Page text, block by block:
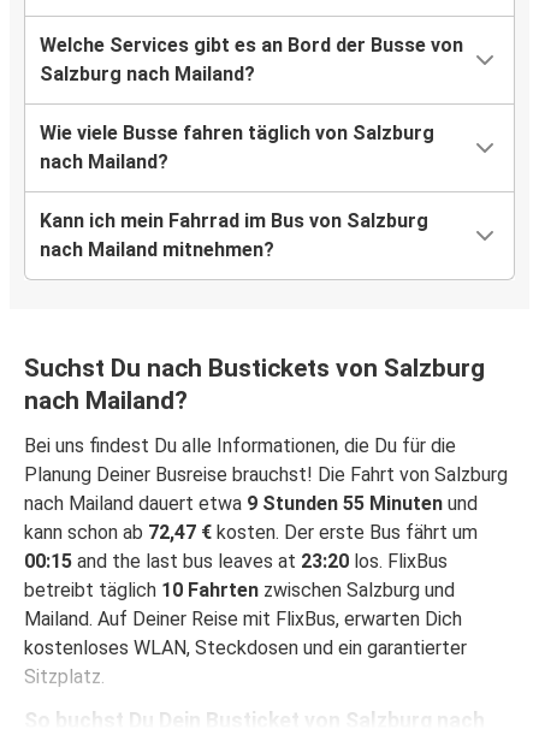
Welche Services gibt es an Bord der Busse von
Salzburg nach Mailand?
Wie viele Busse fahren täglich von Salzburg
nach Mailand?
Kann ich mein Fahrrad im Bus von Salzburg
nach Mailand mitnehmen?
Suchst Du nach Bustickets von Salzburg
nach Mailand?
Bei uns findest Du alle Informationen, die Du für die
Planung Deiner Busreise brauchst! Die Fahrt von Salzburg
nach Mailand dauert etwa 9 Stunden 55 Minuten und
kann schon ab 72,47 € kosten. Der erste Bus fährt um
00:15 and the last bus leaves at 23:20 los. FlixBus
betreibt täglich 10 Fahrten zwischen Salzburg und
Mailand. Auf Deiner Reise mit FlixBus, erwarten Dich
kostenloses WLAN, Steckdosen und ein garantierter
Sitzplatz.
So buchst Du Dein Busticket von Salzburg nach